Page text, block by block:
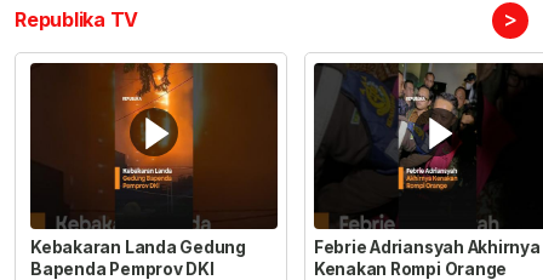
Republika TV >
Kebakaran Landa Gedung
Bapenda Pemprov DKI
Febrie Adriansyah Akhirnya
Kenakan Rompi Orange